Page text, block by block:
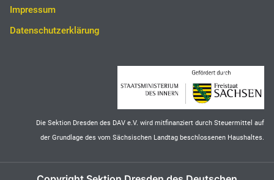
Impressum
Datenschutzerklärung
Die Sektion Dresden des DAV e.V. wird mitfinanziert durch Steuermittel auf
der Grundlage des vom Sächsischen Landtag beschlossenen Haushaltes.